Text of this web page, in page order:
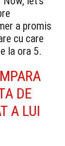
a promis
cu care
la ora 5.
DE
A LUI